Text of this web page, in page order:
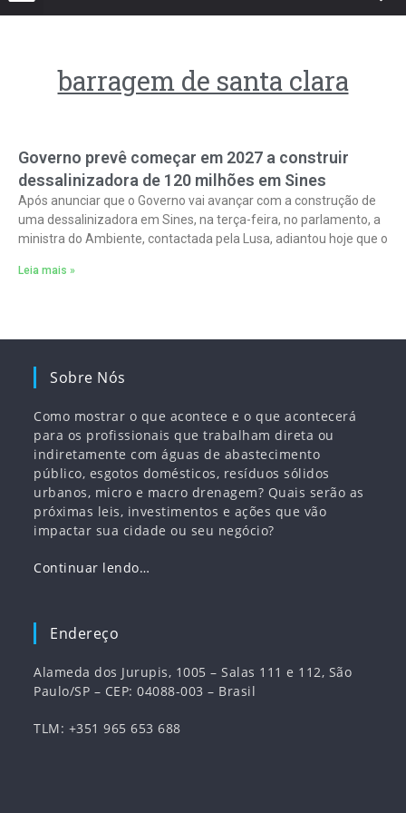
barragem de santa clara
Governo prevê começar em 2027 a construir
dessalinizadora de 120 milhões em Sines
Após anunciar que o Governo vai avançar com a construção de
uma dessalinizadora em Sines, na terça-feira, no parlamento, a
ministra do Ambiente, contactada pela Lusa, adiantou hoje que o
Leia mais »
Sobre Nós
Como mostrar o que acontece e o que acontecerá
para os profissionais que trabalham direta ou
indiretamente com águas de abastecimento
público, esgotos domésticos, resíduos sólidos
urbanos, micro e macro drenagem? Quais serão as
próximas leis, investimentos e ações que vão
impactar sua cidade ou seu negócio?
Continuar lendo…
Endereço
Alameda dos Jurupis, 1005 – Salas 111 e 112, São
Paulo/SP – CEP: 04088-003 – Brasil
TLM: +351 965 653 688